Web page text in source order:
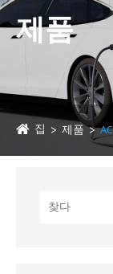
제품
집 제품